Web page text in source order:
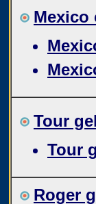
Mexico
Tour
Tour
Roger